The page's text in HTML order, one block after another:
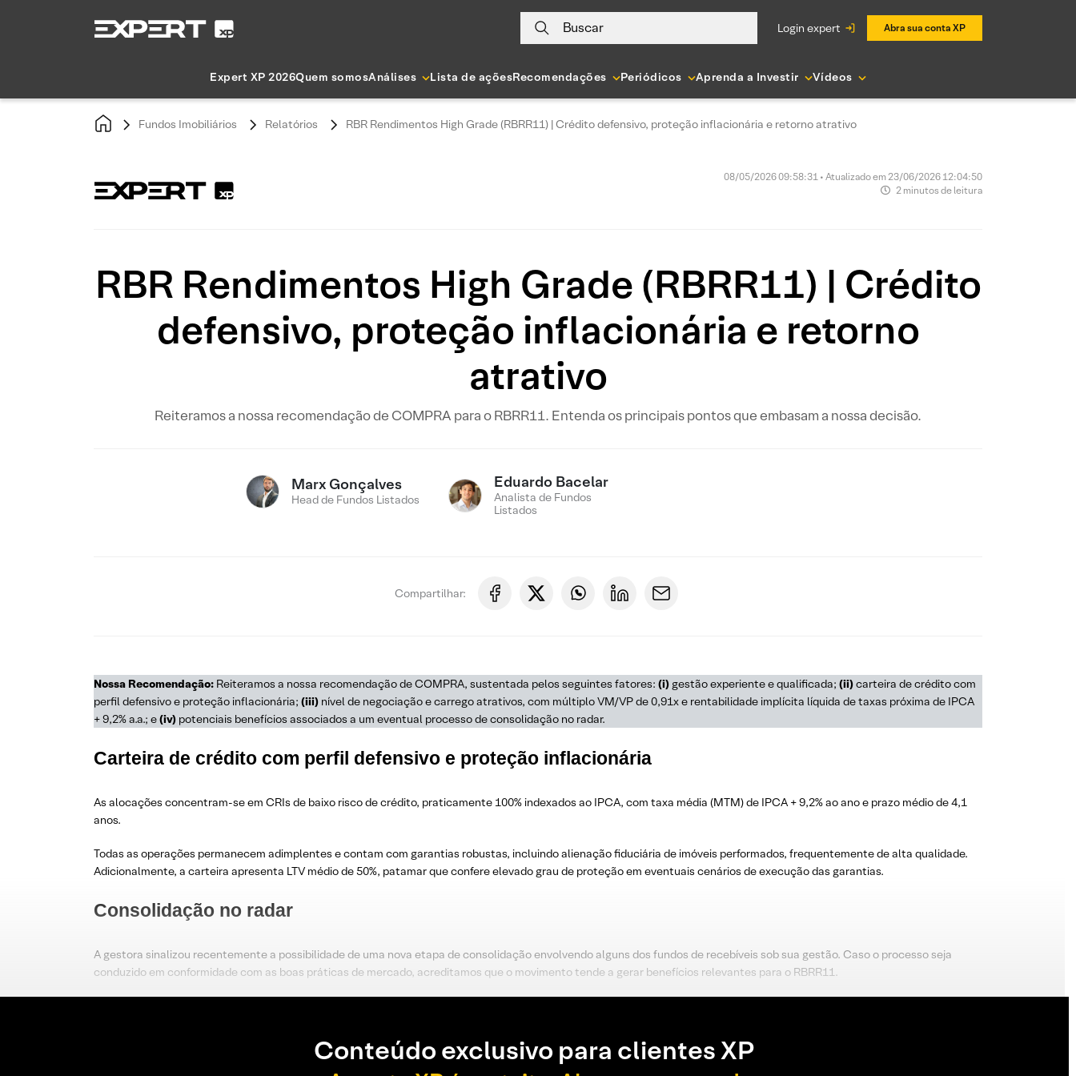
Buscar login expert Abra sua conta XP
Expert XP 2026Quem somosAnálises Lista de açõesRecomendações Periódicos Aprenda a Investir Vídeos
Fundos Imobiliários Relatórios RBR Rendimentos High Grade (RBRR11) | Crédito defensivo, proteção inflacionária e retorno atrativo
08/05/2026 09:58:31 • Atualizado em 23/06/2026 12:04:50
2 minutos de leitura
RBR Rendimentos High Grade (RBRR11) | Crédito
defensivo, proteção inflacionária e retorno
atrativo
Reiteramos a nossa recomendação de COMPRA para o RBRR11. Entenda os principais pontos que embasam a nossa decisão.
Marx Gonçalves
Head de Fundos Listados
Eduardo Bacelar
Analista de Fundos
Listados
Compartilhar:
Nossa Recomendação: Reiteramos a nossa recomendação de COMPRA, sustentada pelos seguintes fatores: (i) gestão experiente e qualificada; (ii)carteira de crédito com
perfil defensivo e proteção inflacionária; (iii) nível de negociação e carrego atrativos, com múltiplo VM/VP de 0,91x e rentabilidade implícita líquida de taxas próxima de IPCA
+ 9,2% a.a.; e(iv) potenciais benefícios associados a um eventual processo de consolidação no radar.
Carteira de crédito com perfil defensivo e proteção inflacionária
As alocações concentram-se em CRIs de baixo risco de crédito, praticamente 100% indexados ao IPCA, com taxa média (MTM) de IPCA + 9,2% ao ano e prazo médio de 4,1
anos.
Todas as operações permanecem adimplentes e contam com garantias robustas, incluindo alienação fiduciária de imóveis performados, frequentemente de alta qualidade.
Adicionalmente, a carteira apresenta LTV médio de 50%, patamar que confere elevado grau de proteção em eventuais cenários de execução das garantias.
Consolidação no radar
A gestora sinalizou recentemente a possibilidade de uma nova etapa de consolidação envolvendo alguns dos fundos de recebíveis sob sua gestão. Caso o processo seja
conduzido em conformidade com as boas práticas de mercado, acreditamos que o movimento tende a gerar benefícios relevantes para o RBRR11.
Conteúdo exclusivo para clientes XP